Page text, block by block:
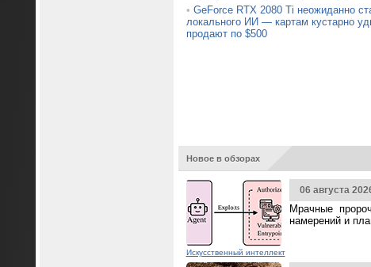
• GeForce RTX 2080 Ti неожиданно
локального ИИ — картам кустарно
продают по $500
Новое в обзорах
Искусственный интеллект
06 августа
Мрачные
намерений и